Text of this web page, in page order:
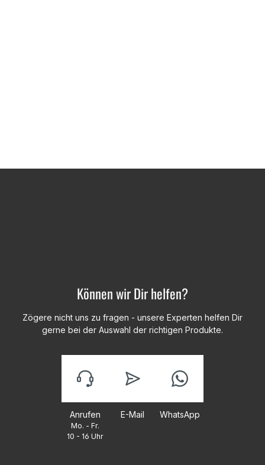
Können wir Dir helfen?
Zögere nicht uns zu fragen - unsere Experten helfen Dir
gerne bei der Auswahl der richtigen Produkte.
Anrufen
Mo. - Fr.
10 - 16 Uhr
E-Mail WhatsApp